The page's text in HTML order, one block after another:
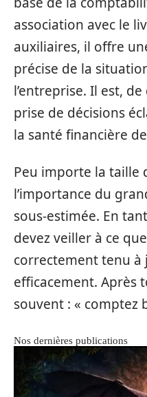
association avec le
auxiliaires, il offre
précise de la
l’entreprise. Il est,
prise de décisions
la santé financière
Peu importe la taille
l’importance du
sous-estimée. En
devez veiller à ce
correctement tenu à
efficacement. Après
souvent : « comptez
Nos dernières publications